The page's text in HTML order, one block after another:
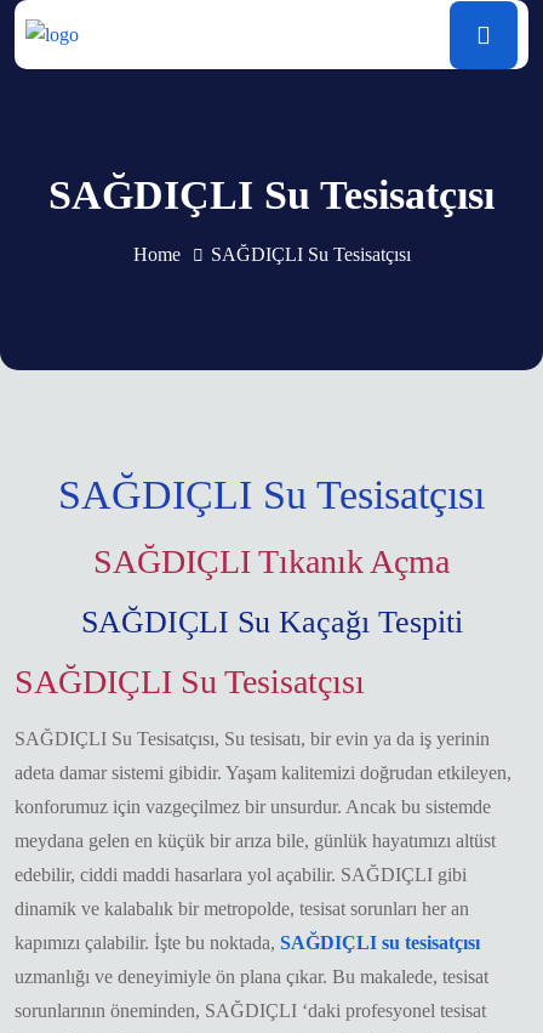
SAĞDIÇLI Su Tesisatçısı
Home SAĞDIÇLI Su Tesisatçısı
SAĞDIÇLI Su Tesisatçısı
SAĞDIÇLI Tıkanık Açma
SAĞDIÇLI Su Kaçağı Tespiti
SAĞDIÇLI Su Tesisatçısı
SAĞDIÇLI Su Tesisatçısı, Su tesisatı, bir evin ya da iş yerinin
adeta damar sistemi gibidir. Yaşam kalitemizi doğrudan etkileyen,
konforumuz için vazgeçilmez bir unsurdur. Ancak bu sistemde
meydana gelen en küçük bir arıza bile, günlük hayatımızı altüst
edebilir, ciddi maddi hasarlara yol açabilir. SAĞDIÇLI gibi
dinamik ve kalabalık bir metropolde, tesisat sorunları her an
kapımızı çalabilir. İşte bu noktada, SAĞDIÇLI su tesisatçısı
uzmanlığı ve deneyimiyle ön plana çıkar. Bu makalede, tesisat
sorunlarının öneminden, SAĞDIÇLI ‘daki profesyonel tesisat